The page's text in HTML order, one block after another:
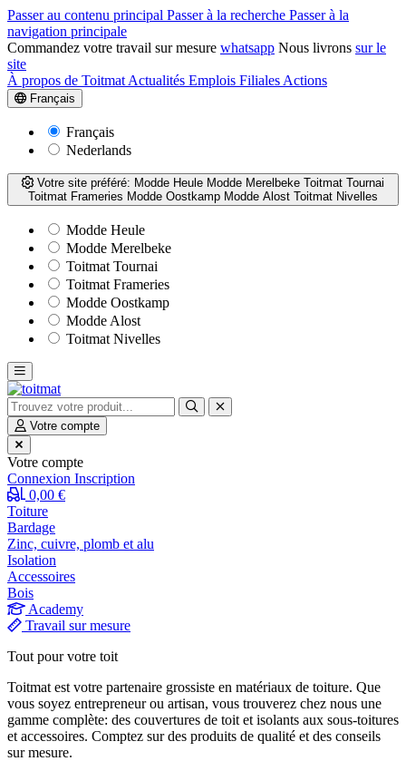
Passer au contenu principal Passer à la recherche Passer à la
navigation principale
Commandez votre travail sur mesure whatsapp Nous livrons sur le
site
À propos de Toitmat Actualités Emplois Filiales Actions
Français
Français
Nederlands
Votre site préféré: Modde Heule Modde Merelbeke Toitmat Tournai
Toitmat Frameries Modde Oostkamp Modde Alost Toitmat Nivelles
Modde Heule
Modde Merelbeke
Toitmat Tournai
Toitmat Frameries
Modde Oostkamp
Modde Alost
Toitmat Nivelles
Votre compte
Votre compte
Connexion Inscription
0,00 €
Toiture
Bardage
Zinc, cuivre, plomb et alu
Isolation
Accessoires
Bois
Academy
Travail sur mesure
Tout pour votre toit
Toitmat est votre partenaire grossiste en matériaux de toiture. Que
vous soyez entrepreneur ou artisan, vous trouverez chez nous une
gamme complète: des couvertures de toit et isolants aux sous-toitures
et accessoires. Comptez sur des produits de qualité et des conseils
sur mesure.